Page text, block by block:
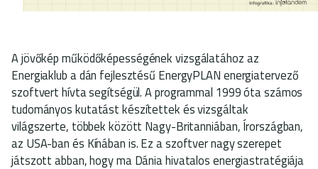
A jövőkép működőképességének vizsgálatához az
Energiaklub a dán fejlesztésű EnergyPLAN energiatervező
szoftvert hívta segítségül. A programmal 1999 óta számos
tudományos kutatást készítettek és vizsgáltak
világszerte, többek között Nagy-Britanniában, Írországban,
az USA-ban és Kínában is. Ez a szoftver nagy szerepet
játszott abban, hogy ma Dánia hivatalos energiastratégiája